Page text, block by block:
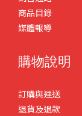
商品目錄
媒體報導
購物說明
訂購與運送
退貨及退款